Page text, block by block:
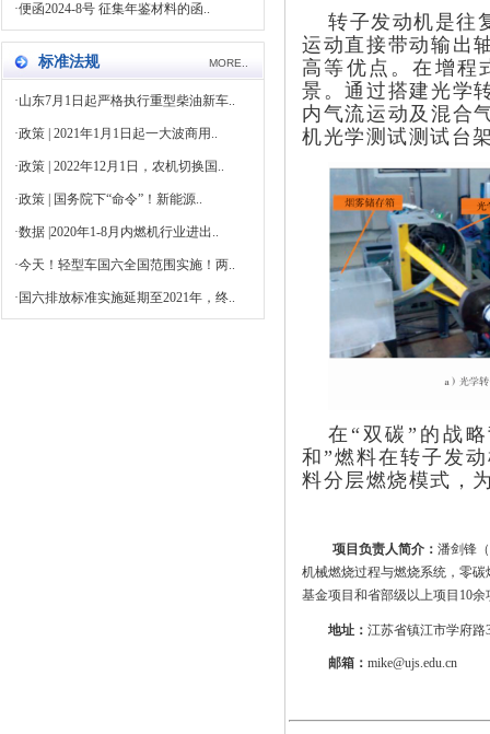
·便函2024-8号 征集年鉴材料的函..
标准法规 MORE..
·山东7月1日起严格执行重型柴油新车..
·政策 | 2021年1月1日起一大波商用..
·政策 | 2022年12月1日，农机切换国..
·政策 | 国务院下“命令”！新能源..
·数据 |2020年1-8月内燃机行业进出..
·今天！轻型车国六全国范围实施！两..
· 国六排放标准实施延期至2021年，终..
转子发动机是往
运动直接带动输出
高等优点。在 增程
景。通过搭建光学
内气流运动及混合
机光学测试测试台
在“双碳”的战
和”燃料在转子发
料分层燃烧模式，
项目负责人简介： 潘剑锋
机械燃烧过程与燃烧系统，零碳
基金项目和省部级以上项目10
地址： 江苏省镇江市学府
邮箱： mike@ujs.edu.cn